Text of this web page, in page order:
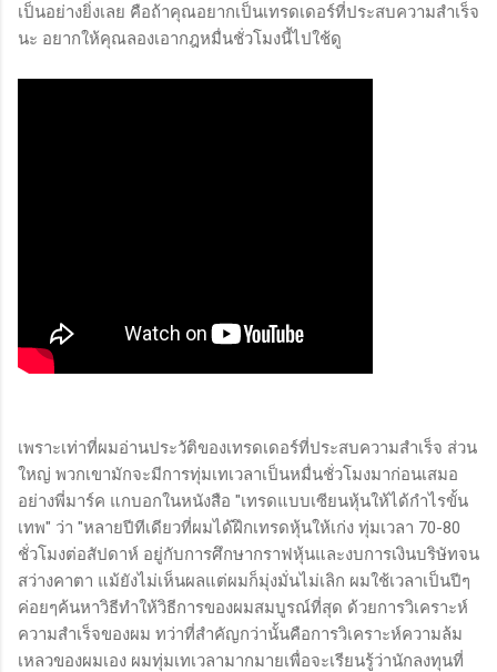
เป็นอย่างยิ่งเลย คือถ้าคุณอยากเป็นเทรดเดอร์ที่ประสบความสำเร็จ
นะ อยากให้คุณลองเอากฎหมื่นชั่วโมงนี้ไปใช้ดู
เพราะเท่าที่ผมอ่านประวัติของเทรดเดอร์ที่ประสบความสำเร็จ ส่วน
ใหญ่ พวกเขามักจะมีการทุ่มเทเวลาเป็นหมื่นชั่วโมงมาก่อนเสมอ
อย่างพี่มาร์ค แกบอกในหนังสือ "เทรดแบบเซียนหุ้นให้ได้กำไรขั้น
เทพ" ว่า "หลายปีทีเดียวที่ผมได้ฝึกเทรดหุ้นให้เก่ง ทุ่มเวลา 70-80
ชั่วโมงต่อสัปดาห์ อยู่กับการศึกษากราฟหุ้นและงบการเงินบริษัทจน
สว่างคาตา แม้ยังไม่เห็นผลแต่ผมก็มุ่งมั่นไม่เลิก ผมใช้เวลาเป็นปีๆ
ค่อยๆค้นหาวิธีทำให้วิธีการของผมสมบูรณ์ที่สุด ด้วยการวิเคราะห์
ความสำเร็จของผม ทว่าที่สำคัญกว่านั้นคือการวิเคราะห์ความล้ม
เหลวของผมเอง ผมทุ่มเทเวลามากมายเพื่อจะเรียนรู้ว่านักลงทุนที่